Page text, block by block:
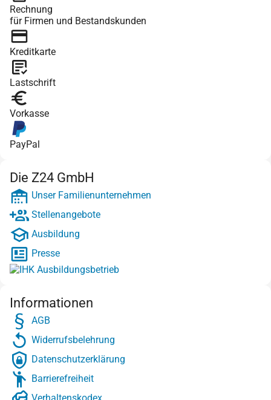
Rechnung
für Firmen und Bestandskunden
Kreditkarte
Lastschrift
Vorkasse
PayPal
Die Z24 GmbH
Unser Familienunternehmen
Stellenangebote
Ausbildung
Presse
Informationen
AGB
Widerrufsbelehrung
Datenschutzerklärung
Barrierefreiheit